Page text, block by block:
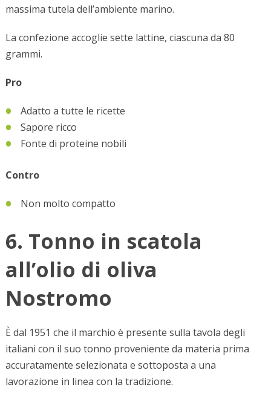
massima tutela dell’ambiente marino.
La confezione accoglie sette lattine, ciascuna da 80
grammi.
Pro
Adatto a tutte le ricette
Sapore ricco
Fonte di proteine nobili
Contro
Non molto compatto
6. Tonno in scatola
all’olio di oliva
Nostromo
È dal 1951 che il marchio è presente sulla tavola degli
italiani con il suo tonno proveniente da materia prima
accuratamente selezionata e sottoposta a una
lavorazione in linea con la tradizione.